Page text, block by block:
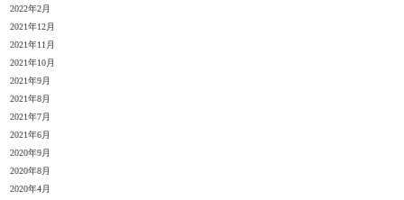
2022年2月
2021年12月
2021年11月
2021年10月
2021年9月
2021年8月
2021年7月
2021年6月
2020年9月
2020年8月
2020年4月